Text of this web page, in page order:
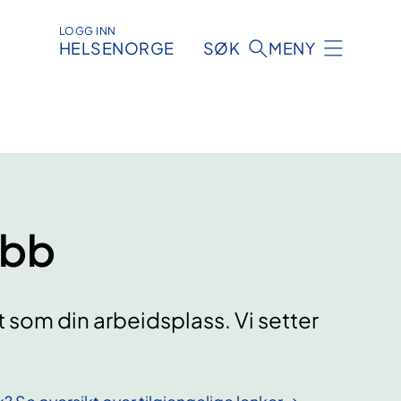
LOGG INN
HELSENORGE SØK MENY
som din arbeidsplass. Vi setter